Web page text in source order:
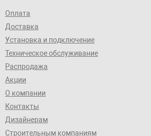
Оплата
Доставка
Установка и подключение
Техническое обслуживание
Распродажа
Акции
О компании
Контакты
Дизайнерам
Строительным компаниям